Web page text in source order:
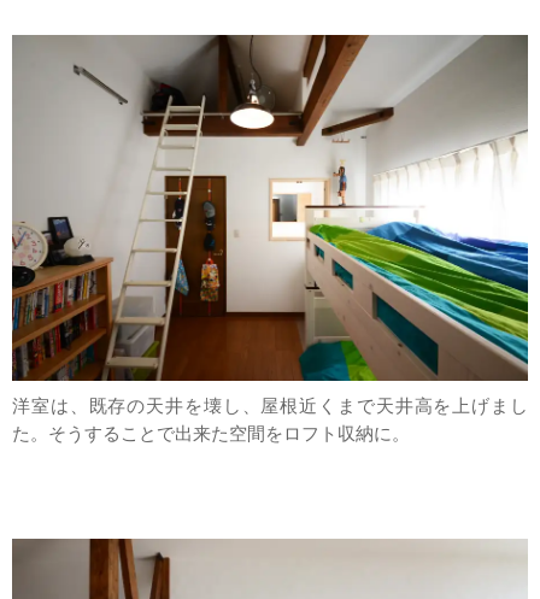
洋室は、既存の天井を壊し、屋根近くまで天井高を上げまし
た。そうすることで出来た空間をロフト収納に。